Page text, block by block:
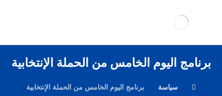
برنامج اليوم الخامس من الحملة الإنتخابية
سياسة برنامج اليوم الخامس من الحملة الإنتخابية